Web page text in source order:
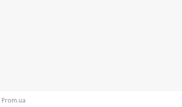
Prom.ua